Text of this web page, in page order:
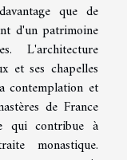
que de
d'un patrimoine
L'architecture
et ses chapelles
contemplation et
de France
qui contribue à
monastique.